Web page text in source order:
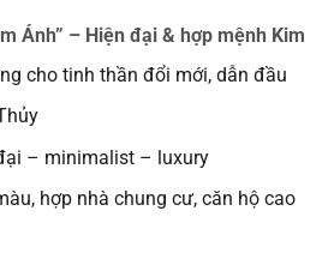
Ánh” – Hiện đại & hợp mệnh Kim
cho tinh thần đổi mới, dẫn đầu
– minimalist – luxury
hợp nhà chung cư, căn hộ cao